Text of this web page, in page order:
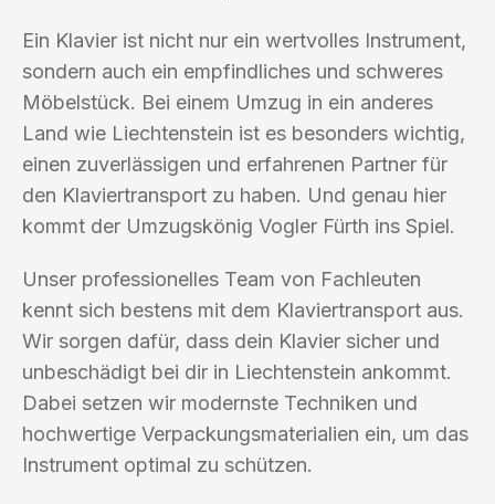
Ein Klavier ist nicht nur ein wertvolles Instrument,
sondern auch ein empfindliches und schweres
Möbelstück. Bei einem Umzug in ein anderes
Land wie Liechtenstein ist es besonders wichtig,
einen zuverlässigen und erfahrenen Partner für
den Klaviertransport zu haben. Und genau hier
kommt der Umzugskönig Vogler Fürth ins Spiel.
Unser professionelles Team von Fachleuten
kennt sich bestens mit dem Klaviertransport aus.
Wir sorgen dafür, dass dein Klavier sicher und
unbeschädigt bei dir in Liechtenstein ankommt.
Dabei setzen wir modernste Techniken und
hochwertige Verpackungsmaterialien ein, um das
Instrument optimal zu schützen.